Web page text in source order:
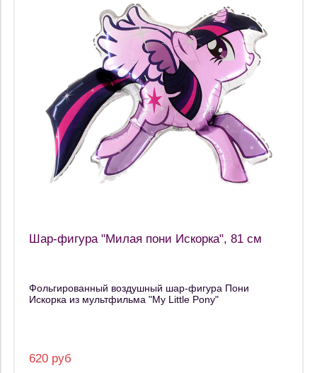
Шар-фигура "Милая пони Искорка", 81 см
Фольгированный воздушный шар-фигура Пони
Искорка из мультфильма "My Little Pony"
620 руб